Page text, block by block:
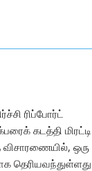
ரிப்போர்ட்
கடத்தி மிரட்டி
விசாரணையில், ஒரு
தெரியவந்துள்ளது